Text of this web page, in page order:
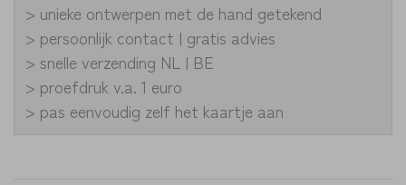
> unieke ontwerpen met de hand getekend
> persoonlijk contact | gratis advies
> snelle verzending NL | BE
> proefdruk v.a. 1 euro
> pas eenvoudig zelf het kaartje aan